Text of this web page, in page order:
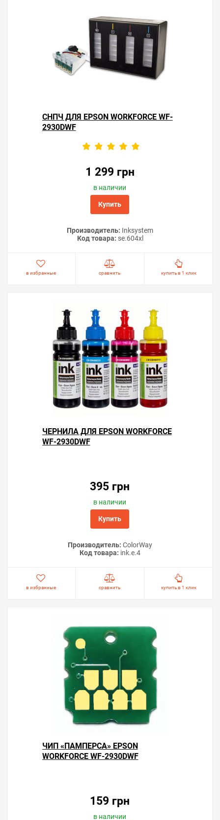
СНПЧ ДЛЯ EPSON WORKFORCE WF-
2930DWF
1 299 грн
в наличии
Купить
Производитель: Inksystem
Код товара: se.604xl
в избранные сравнить купить в 1 клик
ЧЕРНИЛА ДЛЯ EPSON WORKFORCE
WF-2930DWF
395 грн
в наличии
Купить
Производитель: ColorWay
Код товара: ink.e.4
в избранные сравнить купить в 1 клик
ЧИП «ПАМПЕРСА» EPSON
WORKFORCE WF-2930DWF
159 грн
в наличии